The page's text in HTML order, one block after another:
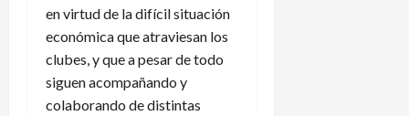
en virtud de la difícil situación
económica que atraviesan los
clubes, y que a pesar de todo
siguen acompañando y
colaborando de distintas